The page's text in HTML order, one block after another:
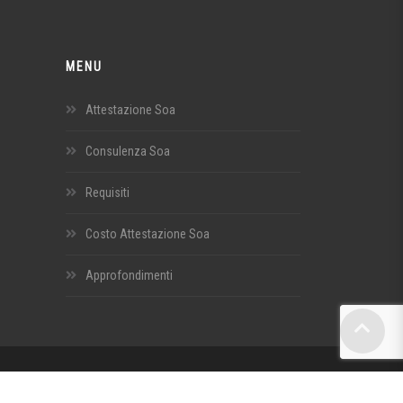
MENU
Attestazione Soa
Consulenza Soa
Requisiti
Costo Attestazione Soa
Approfondimenti